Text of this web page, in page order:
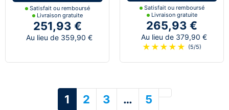
Satisfait ou remboursé
Livraison gratuite
251,93 €
Au lieu de 359,90 €
Satisfait ou remboursé
Livraison gratuite
265,93 €
Au lieu de 379,90 €
★ ★ ★ ★ ★ (5/5)
1 2 3 … 5 Suivant